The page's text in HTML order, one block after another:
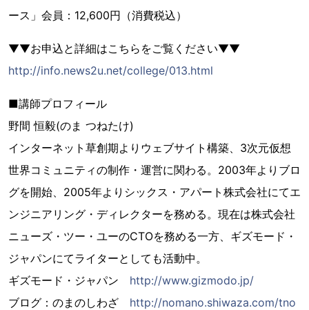
ース」会員：12,600円（消費税込）
▼▼お申込と詳細はこちらをご覧ください▼▼
http://info.news2u.net/college/013.html
■講師プロフィール
野間 恒毅(のま つねたけ)
インターネット草創期よりウェブサイト構築、3次元仮想
世界コミュニティの制作・運営に関わる。2003年よりブロ
グを開始、2005年よりシックス・アパート株式会社にてエ
ンジニアリング・ディレクターを務める。現在は株式会社
ニューズ・ツー・ユーのCTOを務める一方、ギズモード・
ジャパンにてライターとしても活動中。
ギズモード・ジャパン http://www.gizmodo.jp/
ブログ：のまのしわざ http://nomano.shiwaza.com/tno